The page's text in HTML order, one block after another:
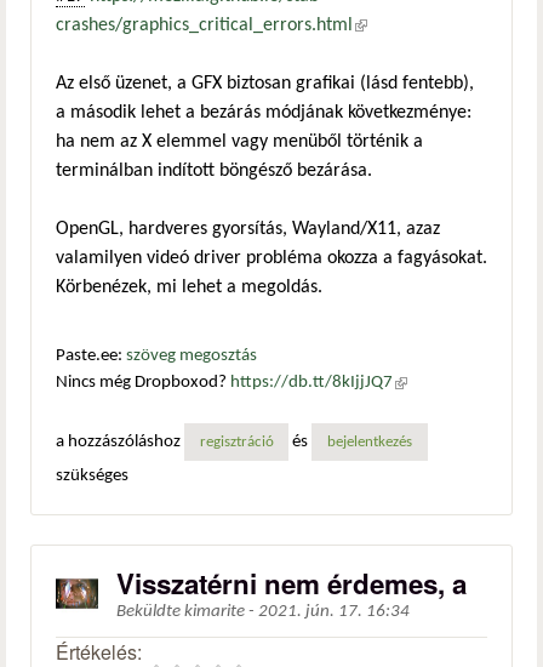
crashes/graphics_critical_errors.html (külső hivatkozás)
Az első üzenet, a GFX biztosan grafikai (lásd fentebb),
a második lehet a bezárás módjának következménye:
ha nem az X elemmel vagy menüből történik a
terminálban indított böngésző bezárása.
OpenGL, hardveres gyorsítás, Wayland/X11, azaz
valamilyen videó driver probléma okozza a fagyásokat.
Körbenézek, mi lehet a megoldás.
Paste.ee: szöveg megosztás
Nincs még Dropboxod? https://db.tt/8kIjjJQ7 (külső
a hozzászóláshoz
regisztráció és bejelentkezés
szükséges
Visszatérni nem érdemes, a
Beküldte kimarite - 2021. jún. 17. 16:34
Értékelés: